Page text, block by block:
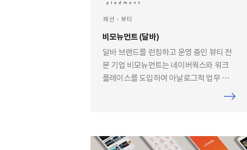
패션・뷰티
비모뉴먼트 (달바)
달바 브랜드를 런칭하고 운영 중인 뷰티 전
문 기업 비모뉴먼트는 네이버웍스와 워크
플레이스를 도입하여 아날로그적 업무 방